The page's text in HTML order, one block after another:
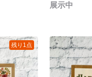
展示中
残り1点